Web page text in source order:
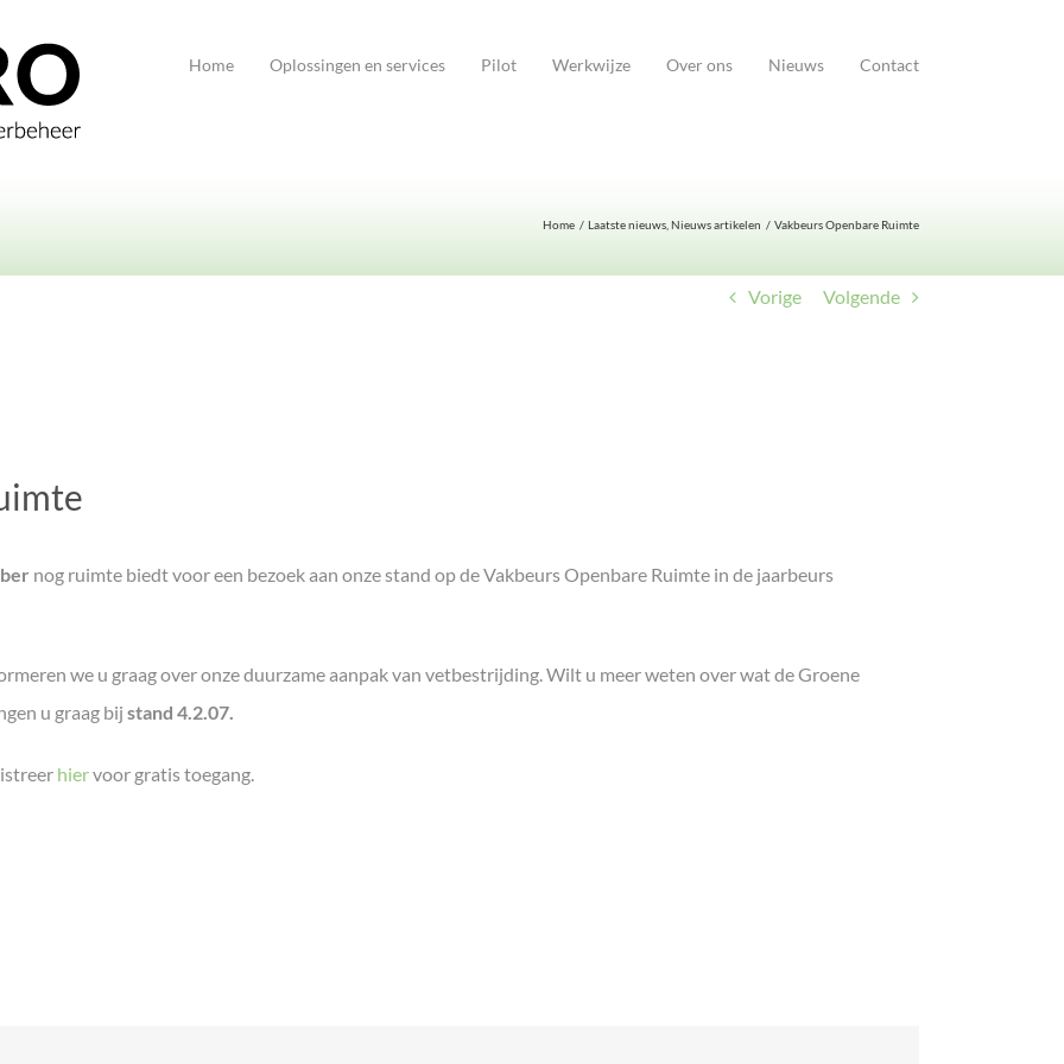
Home Oplossingen en services Pilot Werkwijze Over ons Nieuws Contact
Home Laatste nieuws Nieuws artikelen Vakbeurs Openbare Ruimte
Vorige Volgende
nog ruimte biedt voor een bezoek aan onze stand op de Vakbeurs Openbare Ruimte in de jaarbeurs
we u graag over onze duurzame aanpak van vetbestrijding. Wilt u meer weten over wat de Groene
u graag bij stand 4.2.07.
hiervoor gratis toegang.